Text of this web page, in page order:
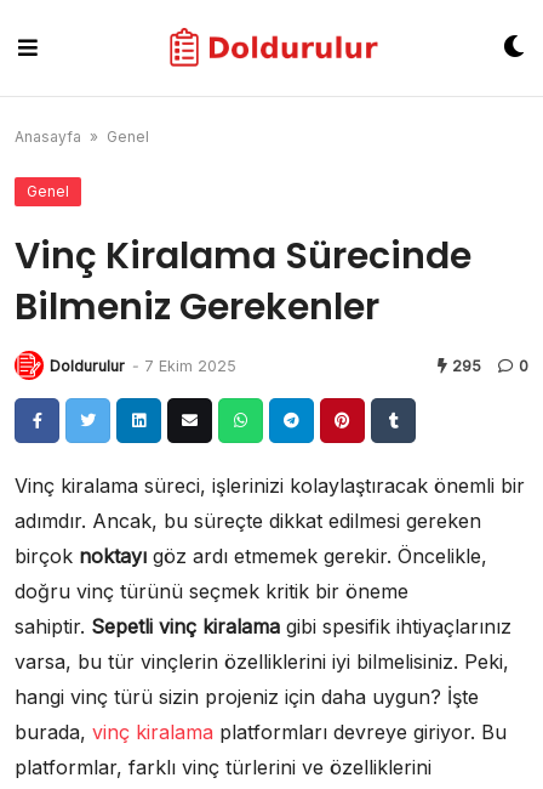
content
Anasayfa » Genel
Genel
Vinç Kiralama Sürecinde
Bilmeniz Gerekenler
Doldurulur - 7 Ekim 2025 295 0
Vinç kiralama süreci, işlerinizi kolaylaştıracak önemli bir
adımdır. Ancak, bu süreçte dikkat edilmesi gereken
birçok noktayı göz ardı etmemek gerekir. Öncelikle,
doğru vinç türünü seçmek kritik bir öneme
sahiptir. Sepetli vinç kiralama gibi spesifik ihtiyaçlarınız
varsa, bu tür vinçlerin özelliklerini iyi bilmelisiniz. Peki,
hangi vinç türü sizin projeniz için daha uygun? İşte
burada, vinç kiralama platformları devreye giriyor. Bu
platformlar, farklı vinç türlerini ve özelliklerini